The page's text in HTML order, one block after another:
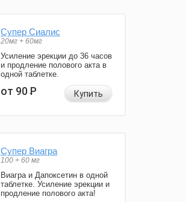
Супер Сиалис
20мг + 60мг
Усиление эрекции до 36 часов
и продление полового акта в
одной таблетке.
от 90Р Купить
Супер Виагра
100 + 60 мг
Виагра и Дапоксетин в одной
таблетке. Усиление эрекции и
продление полового акта!